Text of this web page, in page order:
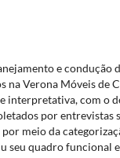
e condução
na Verona Móveis de
interpretativa, com o
por entrevistas
meio da
seu quadro funcional